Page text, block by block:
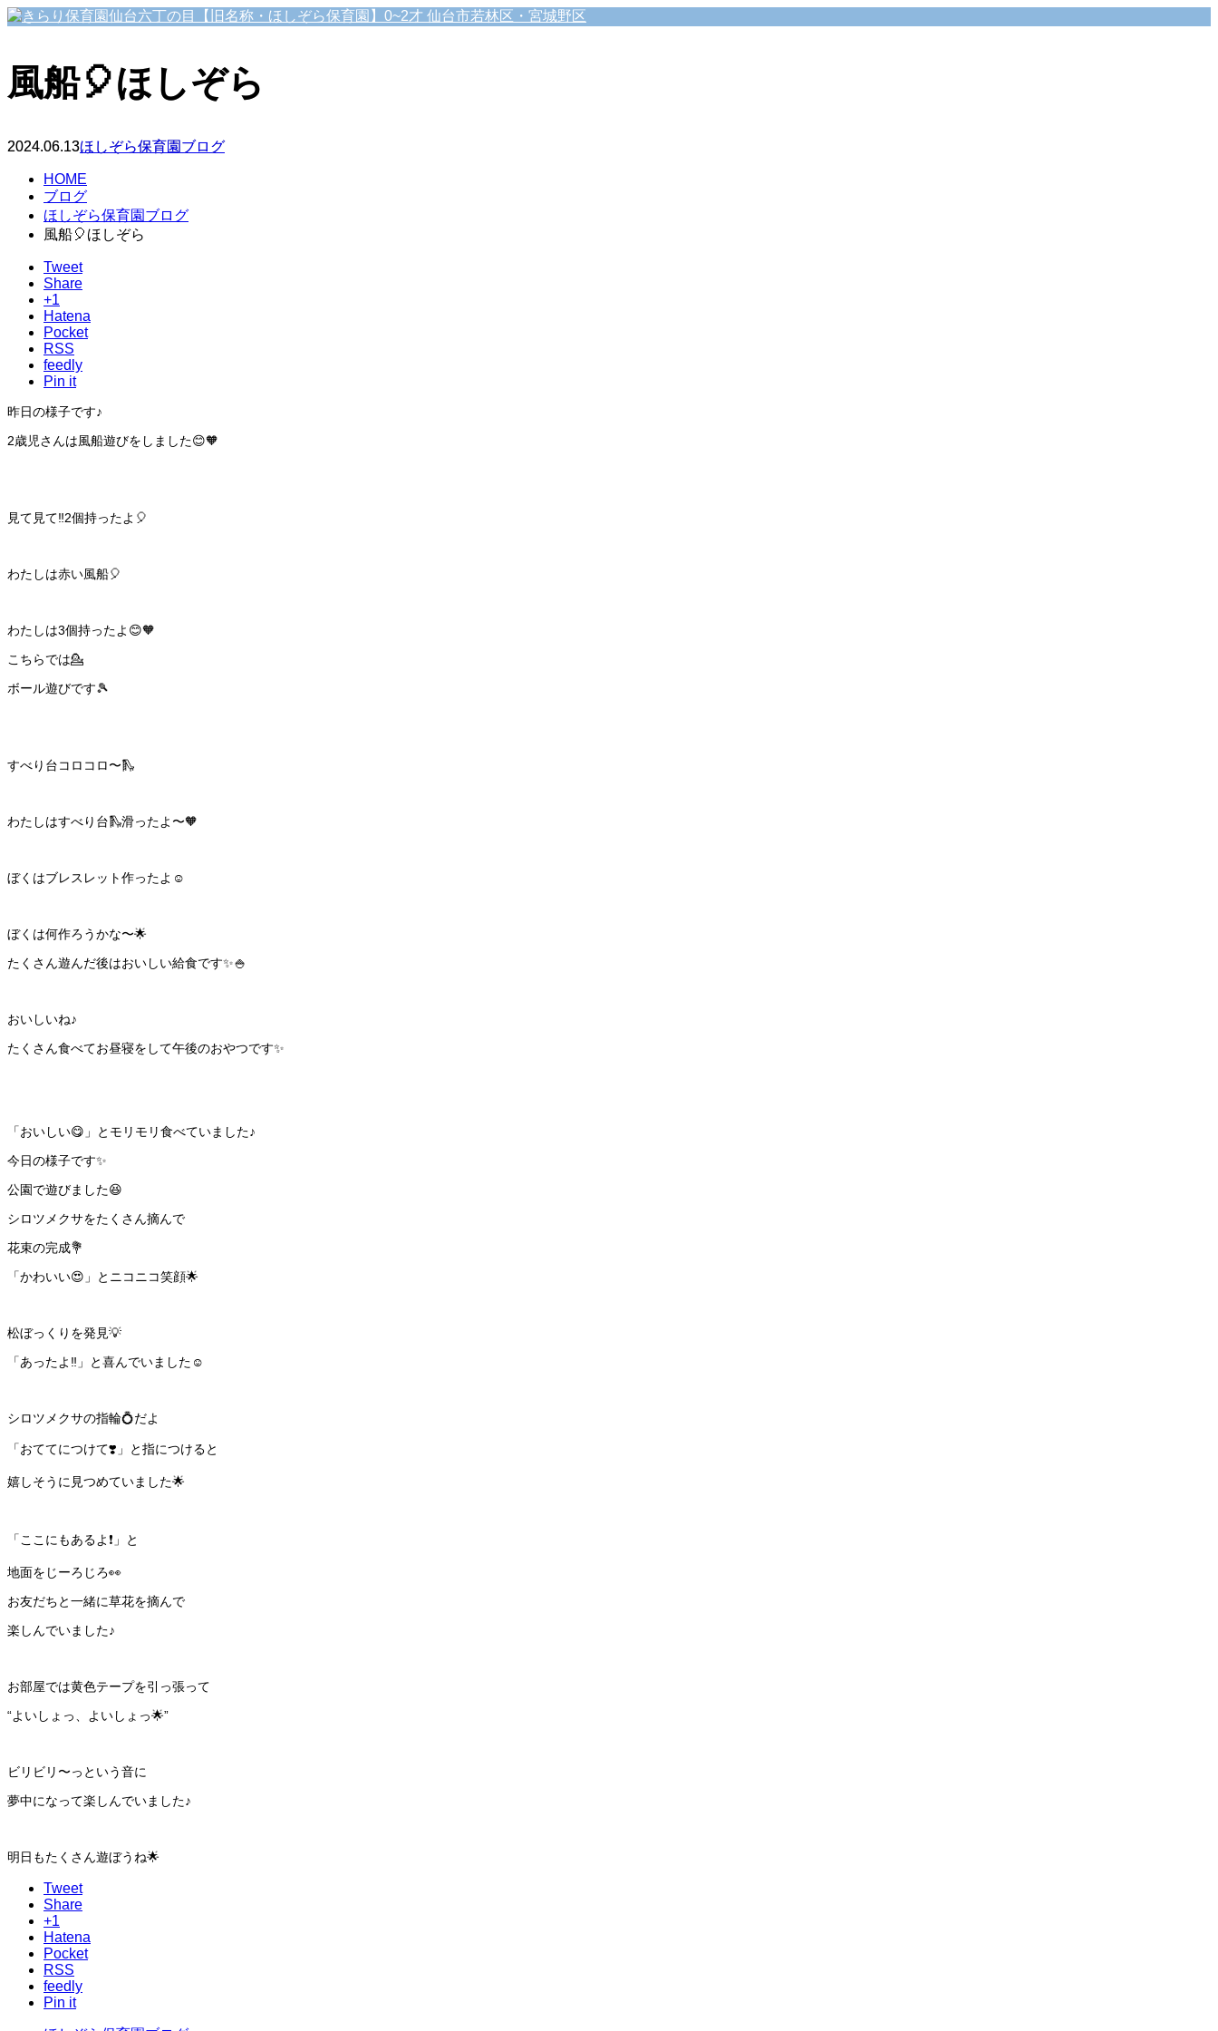
風船🎈ほしぞら
2024.06.13ほしぞら保育園ブログ
HOME
ブログ
ほしぞら保育園ブログ
風船🎈ほしぞら
Tweet
Share
+1
Hatena
Pocket
RSS
feedly
Pin it
昨日の様子です♪
2歳児さんは風船遊びをしました😊🧡
見て見て‼️2個持ったよ🎈
わたしは赤い風船🎈
わたしは3個持ったよ😊🧡
こちらでは💁
ボール遊びです🎾
すべり台コロコロ〜🛝
わたしはすべり台🛝滑ったよ〜🧡
ぼくはブレスレット作ったよ☺️
ぼくは何作ろうかな〜🌟
たくさん遊んだ後はおいしい給食です✨🍚
おいしいね♪
たくさん食べてお昼寝をして午後のおやつです✨
「おいしい😋」とモリモリ食べていました♪
今日の様子です✨
公園で遊びました😆
シロツメクサをたくさん摘んで
花束の完成💐
「かわいい😍」とニコニコ笑顔🌟
松ぼっくりを発見💡
「あったよ‼️」と喜んでいました☺️
シロツメクサの指輪💍だよ
「おててにつけて❣️」と指につけると
嬉しそうに見つめていました🌟
「ここにもあるよ❗️」と
地面をじーろじろ👀
お友だちと一緒に草花を摘んで
楽しんでいました♪
お部屋では黄色テープを引っ張って
“よいしょっ、よいしょっ🌟”
ビリビリ〜っという音に
夢中になって楽しんでいました♪
明日もたくさん遊ぼうね🌟
Tweet
Share
+1
Hatena
Pocket
RSS
feedly
Pin it